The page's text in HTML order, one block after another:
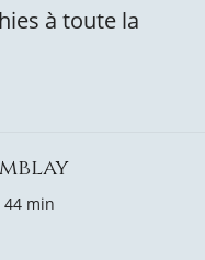
à toute la
44 min